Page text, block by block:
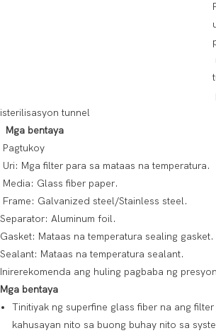
isterilisasyon tunnel
Mga bentaya
Pagtukoy
Uri: Mga filter para sa mataas na temperatura.
Media: Glass fiber paper.
Frame: Galvanized steel/Stainless steel.
Separator: Aluminum foil.
Gasket: Mataas na temperatura sealing gasket.
Sealant: Mataas na temperatura sealant.
Inirerekomenda ang huling pagbaba ng
Mga bentaya
Tinitiyak ng superfine glass fiber na ang
kahusayan nito sa buong buhay nito sa